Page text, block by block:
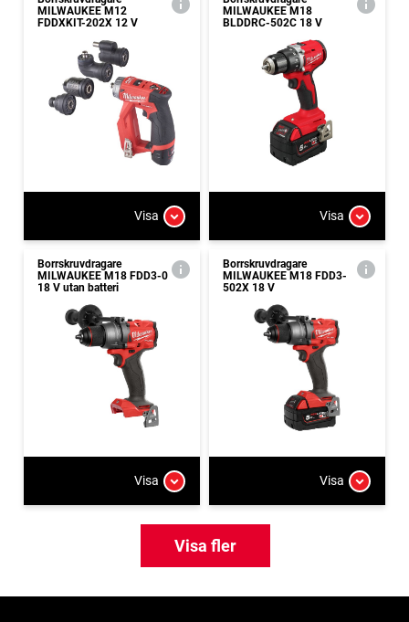
MILWAUKEE M12
FDDXKIT-202X 12 V
Visa
MILWAUKEE M18
BLDDRC-502C 18 V
Visa
Borrskruvdragare
MILWAUKEE M18 FDD3-0
18 V utan batteri
Visa
Borrskruvdragare
MILWAUKEE M18 FDD3-
502X 18 V
Visa
Visa fler